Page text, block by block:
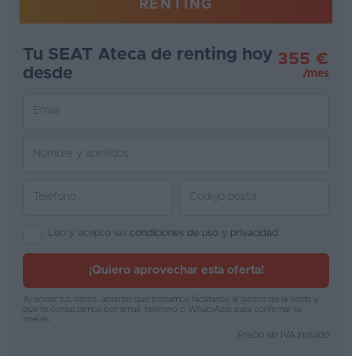
Concesionarios
coche
RENTING
Tu SEAT Ateca de renting hoy
desde
355 €
/mes
Leo y acepto las condiciones de uso y privacidad
¡Quiero aprovechar esta oferta!
Al enviar tus datos, aceptas que podamos facilitarlos al gestor de la venta y
que te contactemos por email, teléfono o WhatsApp para confirmar tu
interés.
Precio sin IVA incluido